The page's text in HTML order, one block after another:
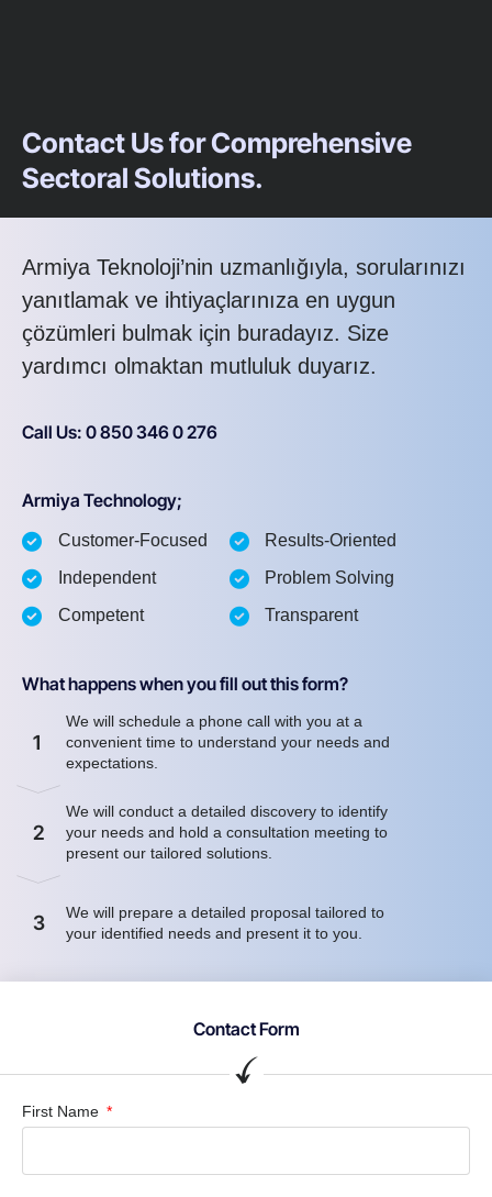
Contact Us for Comprehensive
Sectoral Solutions.
Armiya Teknoloji’nin uzmanlığıyla, sorularınızı
yanıtlamak ve ihtiyaçlarınıza en uygun
çözümleri bulmak için buradayız. Size
yardımcı olmaktan mutluluk duyarız.
Call Us: 0 850 346 0 276
Armiya Technology;
Customer-Focused
Independent
Competent
Results-Oriented
Problem Solving
Transparent
What happens when you fill out this form?
1
We will schedule a phone call with you at a
convenient time to understand your needs and
expectations.
2
We will conduct a detailed discovery to identify
your needs and hold a consultation meeting to
present our tailored solutions.
3
We will prepare a detailed proposal tailored to
your identified needs and present it to you.
Contact Form
First Name